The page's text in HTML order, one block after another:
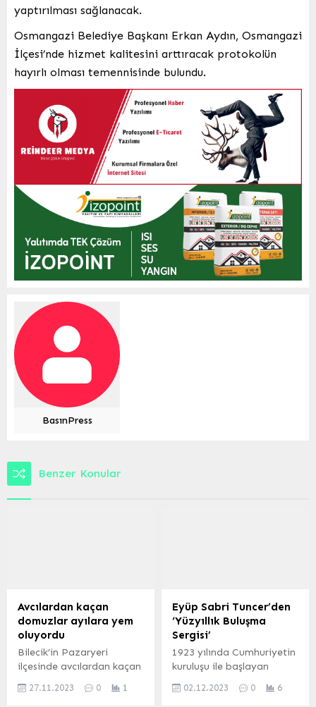
yaptırılması sağlanacak.
Osmangazi Belediye Başkanı Erkan Aydın, Osmangazi
İlçesi’nde hizmet kalitesini arttıracak protokolün
hayırlı olması temennisinde bulundu.
BasınPress
Benzer Konular
Avcılardan kaçan
domuzlar ayılara yem
oluyordu
Bilecik’in Pazaryeri
ilçesinde avcılardan kaçan
saldırısıyla karşılaştı bu
27.11.2023 0 1
Eyüp Sabri Tuncer’den
‘Yüzyıllık Buluşma
Sergisi’
1923 yılında Cumhuriyetin
kuruluşu ile başlayan
Tuncer, 100.yılına özel
02.12.2023 0 6